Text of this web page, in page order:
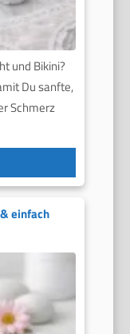
und Bikini?
Du sanfte,
Schmerz
einfach